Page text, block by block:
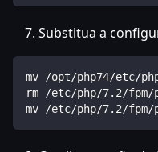
Substitua a
mv /opt/php74/etc/
rm /etc/php/7.2/fpm/
mv /etc/php/7.2/